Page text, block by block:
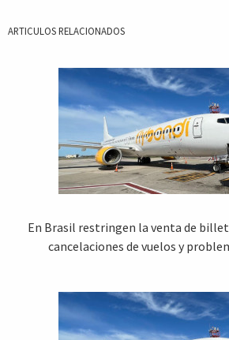
ARTICULOS RELACIONADOS
En Brasil restringen la venta de
cancelaciones de vuelos y